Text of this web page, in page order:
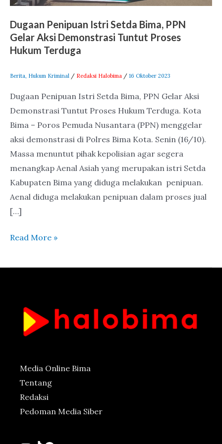
Dugaan Penipuan Istri Setda Bima, PPN
Gelar Aksi Demonstrasi Tuntut Proses
Hukum Terduga
Berita, Hukum Kriminal / Redaksi Halobima / 16 Oktober 2023
Dugaan Penipuan Istri Setda Bima, PPN Gelar Aksi
Demonstrasi Tuntut Proses Hukum Terduga. Kota
Bima – Poros Pemuda Nusantara (PPN) menggelar
aksi demonstrasi di Polres Bima Kota. Senin (16/10).
Massa menuntut pihak kepolisian agar segera
menangkap Aenal Asiah yang merupakan istri Setda
Kabupaten Bima yang diduga melakukan penipuan.
Aenal diduga melakukan penipuan dalam proses jual
[…]
Tuntut
Proses
Hukum
Terduga
Read More »
Media Online Bima
Tentang
Redaksi
Pedoman Media Siber
YouTube
TikTok
Facebook